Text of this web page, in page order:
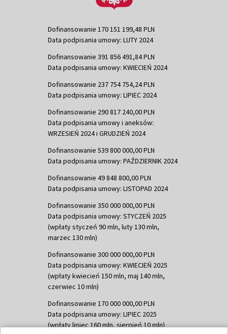
Dofinansowanie 170 151 199,48 PLN
Data podpisania umowy: LUTY 2024
Dofinansowanie 391 856 491,84 PLN
Data podpisania umowy: KWIECIEŃ 2024
Dofinansowanie 237 754 754,24 PLN
Data podpisania umowy: LIPIEC 2024
Dofinansowanie 290 817 240,00 PLN
Data podpisania umowy i aneksów:
WRZESIEŃ 2024 i GRUDZIEŃ 2024
Dofinansowanie 539 800 000,00 PLN
Data podpisania umowy: PAŹDZIERNIK 2024
Dofinansowanie 49 848 800,00 PLN
Data podpisania umowy: LISTOPAD 2024
Dofinansowanie 350 000 000,00 PLN
Data podpisania umowy: STYCZEŃ 2025
(wpłaty styczeń 90 mln, luty 130 mln,
marzec 130 mln)
Dofinansowanie 300 000 000,00 PLN
Data podpisania umowy: KWIECIEŃ 2025
(wpłaty kwiecień 150 mln, maj 140 mln,
czerwiec 10 mln)
Dofinansowanie 170 000 000,00 PLN
Data podpisania umowy: LIPIEC 2025
(wpłaty lipiec 160 mln, sierpień 10 mln)